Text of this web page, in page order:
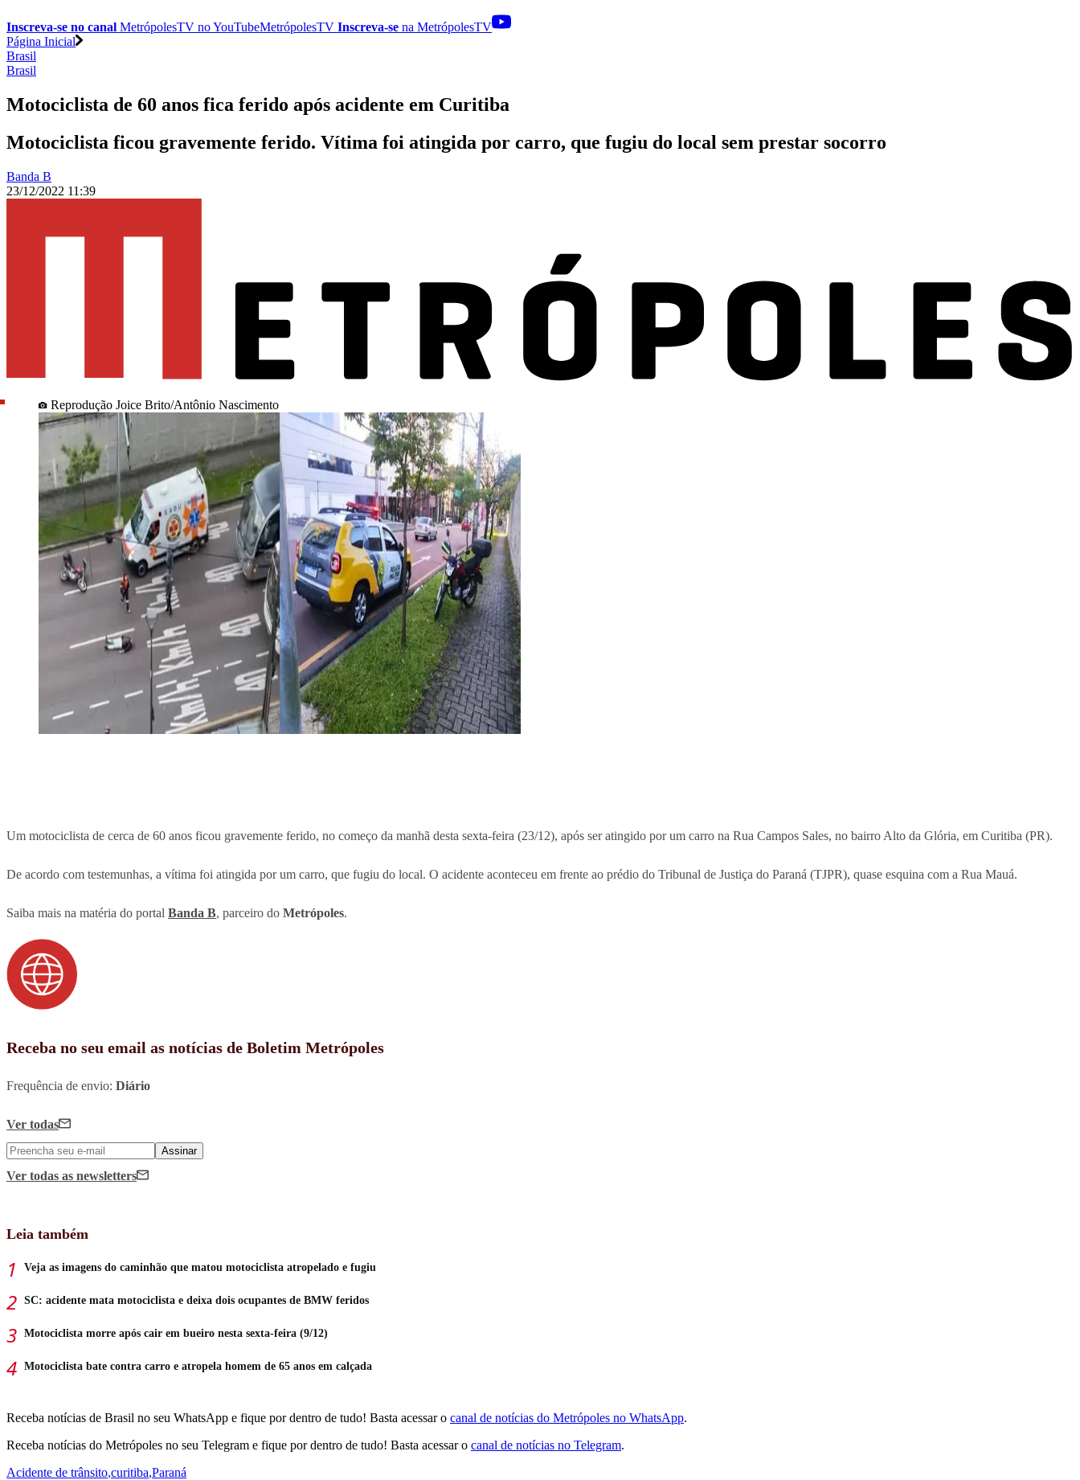
Inscreva-se no canal MetrópolesTV noYouTubeMetrópolesTV Inscreva-se na MetrópolesTV
Página Inicial
Brasil
Brasil
Motociclista de 60 anos fica ferido após acidente em Curitiba
Motociclista ficou gravemente ferido. Vítima foi atingida por carro, que fugiu do local sem prestar socorro
Banda B
23/12/2022 11:39
Reprodução Joice Brito/Antônio Nascimento
Um motociclista de cerca de 60 anos ficou gravemente ferido, no começo da manhã desta sexta-feira (23/12), após ser atingido por um carro na Rua Campos Sales, no bairro Alto da Glória, em Curitiba (PR).
De acordo com testemunhas, a vítima foi atingida por um carro, que fugiu do local. O acidente aconteceu em frente ao prédio do Tribunal de Justiça do Paraná (TJPR), quase esquina com a Rua Mauá.
Saiba mais na matéria do portal Banda B, parceiro do Metrópoles.
Receba no seu email as notícias de Boletim Metrópoles
Frequência de envio: Diário
Ver todas
Assinar
Ver todas as newsletters
Leia também
Veja as imagens do caminhão que matou motociclista atropelado e fugiu
SC: acidente mata motociclista e deixa dois ocupantes de BMW feridos
Motociclista morre após cair em bueiro nesta sexta-feira (9/12)
Motociclista bate contra carro e atropela homem de 65 anos em calçada
Receba notícias de Brasil no seu WhatsApp e fique por dentro de tudo! Basta acessar o canal de notícias do Metrópoles no WhatsApp.
Receba notícias do Metrópoles no seu Telegram e fique por dentro de tudo! Basta acessar o canal de notícias no Telegram.
Acidente de trânsito,curitiba,Paraná